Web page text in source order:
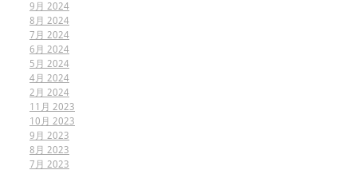
9月 2024
8月 2024
7月 2024
6月 2024
5月 2024
4月 2024
2月 2024
11月 2023
10月 2023
9月 2023
8月 2023
7月 2023